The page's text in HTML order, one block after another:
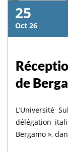
25
Oct 26
de
L’Université
délégation
Bergamo »,